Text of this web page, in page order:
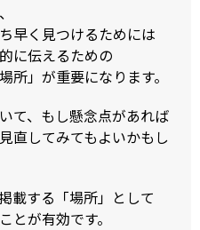
早く見つけるためには
に伝えるための
所」が重要になります。
て、もし懸念点があれば
直してみてもよいかもし
載する「場所」として
とが有効です。